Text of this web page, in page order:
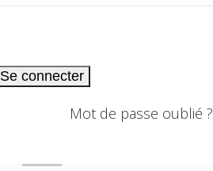
Se connecter
Mot de passe oublié ?